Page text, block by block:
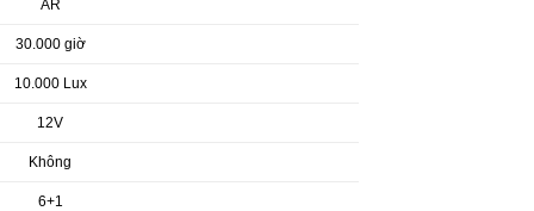
AR
30.000 giờ
10.000 Lux
12V
Không
6+1